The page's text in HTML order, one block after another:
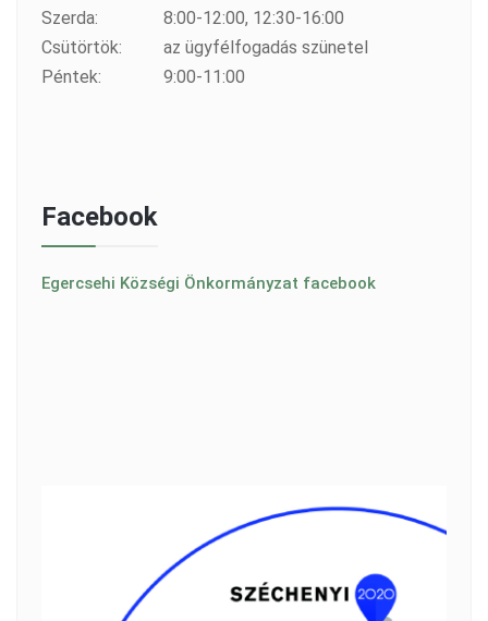
Szerda:
8:00-12:00, 12:30-16:00
Csütörtök:
az ügyfélfogadás szünetel
Péntek:
9:00-11:00
Facebook
Egercsehi Községi Önkormányzat facebook